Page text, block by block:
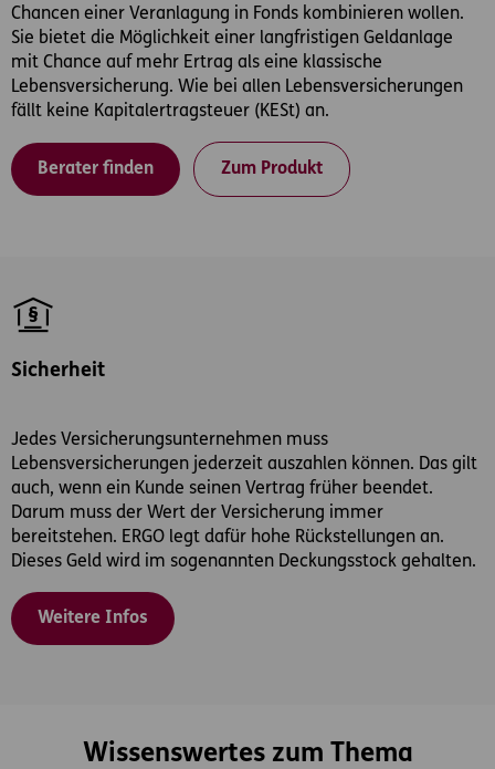
Chancen einer Veranlagung in Fonds kombinieren wollen.
Sie bietet die Möglichkeit einer langfristigen Geldanlage
mit Chance auf mehr Ertrag als eine klassische
Lebensversicherung. Wie bei allen Lebensversicherungen
fällt keine Kapitalertragsteuer (KESt) an.
Berater finden Zum Produkt
Sicherheit
Jedes Versicherungsunternehmen muss
Lebensversicherungen jederzeit auszahlen können. Das gilt
auch, wenn ein Kunde seinen Vertrag früher beendet.
Darum muss der Wert der Versicherung immer
bereitstehen. ERGO legt dafür hohe Rückstellungen an.
Dieses Geld wird im sogenannten Deckungsstock gehalten.
Weitere Infos
Wissenswertes zum Thema